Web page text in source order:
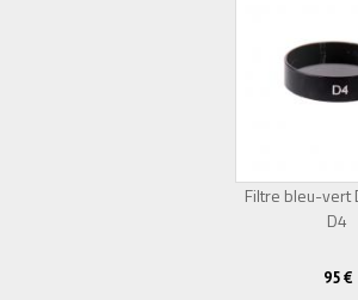
Filtre bleu-vert
D4
95 €